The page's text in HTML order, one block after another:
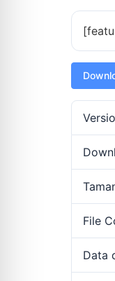
File
Data